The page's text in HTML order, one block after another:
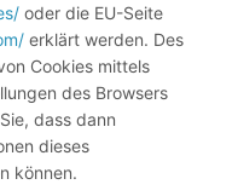
oder die EU-Seite
erklärt werden. Des
Cookies mittels
des Browsers
dass dann
dieses
können.